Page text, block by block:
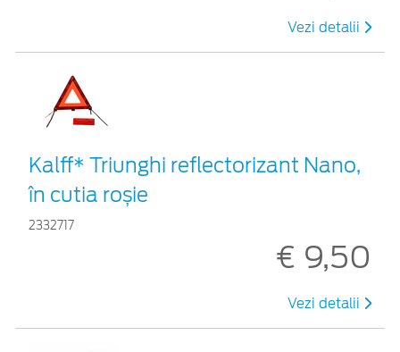
Vezi detalii
Kalff* Triunghi reflectorizant Nano,
în cutia roșie
2332717
€ 9,50
Vezi detalii